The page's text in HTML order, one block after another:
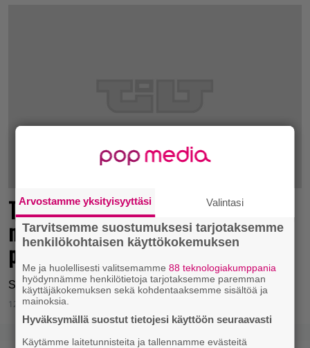
Tasohyppelysuosikin paluu sai
nostalgiaa henkivän aloitusvideon –
pelin PC-versio kuitenkin lykkääntyi
Sonic Maniaa on jälleen lykätty.
12.8.2017 15:10
Arvostamme yksityisyyttäsi Valintasi
Tarvitsemme suostumuksesi tarjotaksemme
henkilökohtaisen käyttökokemuksen
Me ja huolellisesti valitsemamme88 teknologiakumppania
hyödynnämme henkilötietoja tarjotaksemme paremman
käyttäjäkokemuksen sekä kohdentaaksemme sisältöä ja
mainoksia.
Hyväksymällä suostut tietojesi käyttöön seuraavasti
Käytämme laitetunnisteita ja tallennamme evästeitä